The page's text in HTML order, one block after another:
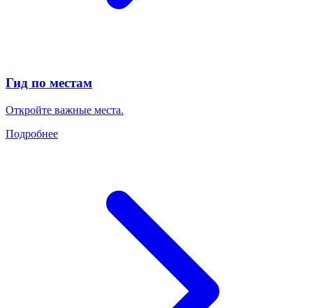
Гид по местам
Откройте важные места.
Подробнее